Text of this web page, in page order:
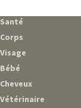
Santé
Corps
Visage
Bébé
Cheveux
Vétérinaire